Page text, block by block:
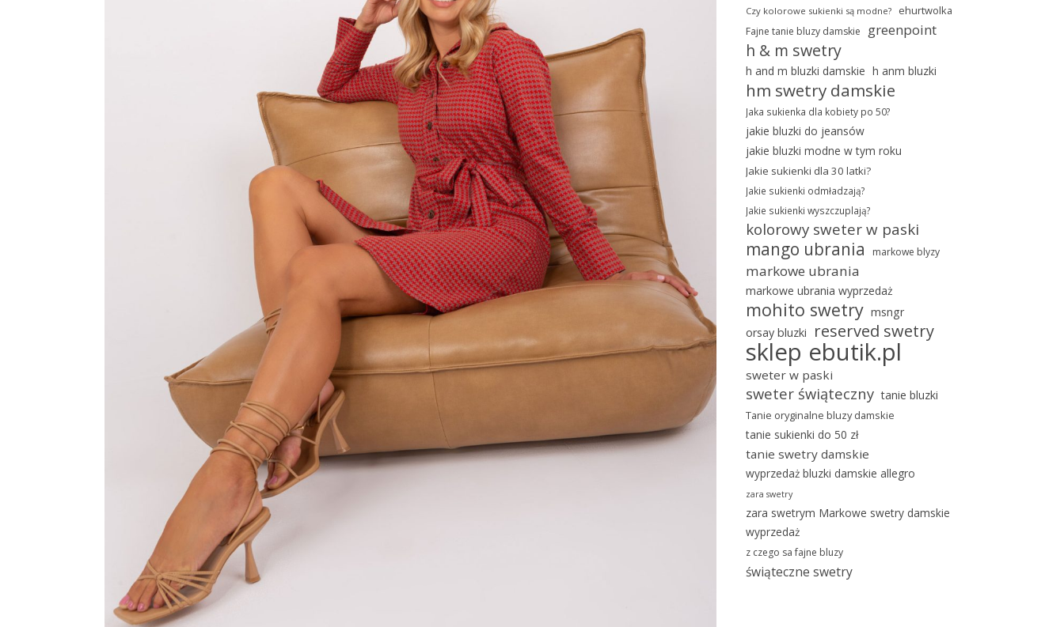
Czy kolorowe sukienki są modne? ehurtwolka
Fajne tanie bluzy damskie greenpoint
h & m swetry
h and m bluzki damskie h anm bluzki
hm swetry damskie
Jaka sukienka dla kobiety po 50?
jakie bluzki do jeansów
jakie bluzki modne w tym roku
Jakie sukienki dla 30 latki?
Jakie sukienki odmładzają?
Jakie sukienki wyszczuplają?
kolorowy sweter w paski
mango ubrania markowe blyzy
markowe ubrania
markowe ubrania wyprzedaż
mohito swetry msngr
orsay bluzki
reserved swetry
sklep ebutik.pl
sweter w paski
sweter świąteczny tanie bluzki
Tanie oryginalne bluzy damskie
tanie sukienki do 50 zł
tanie swetry damskie
wyprzedaż bluzki damskie allegro
zara swetry
zara swetrym Markowe swetry damskie
wyprzedaż
z czego sa fajne bluzy
świąteczne swetry